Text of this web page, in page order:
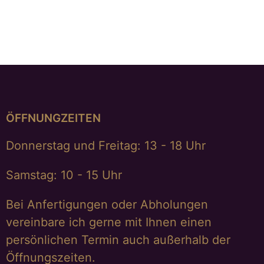
ÖFFNUNGZEITEN
Donnerstag und Freitag: 13 - 18 Uhr
Samstag: 10 - 15 Uhr
Bei Anfertigungen oder Abholungen
vereinbare ich gerne mit Ihnen einen
persönlichen Termin auch außerhalb der
Öffnungszeiten.